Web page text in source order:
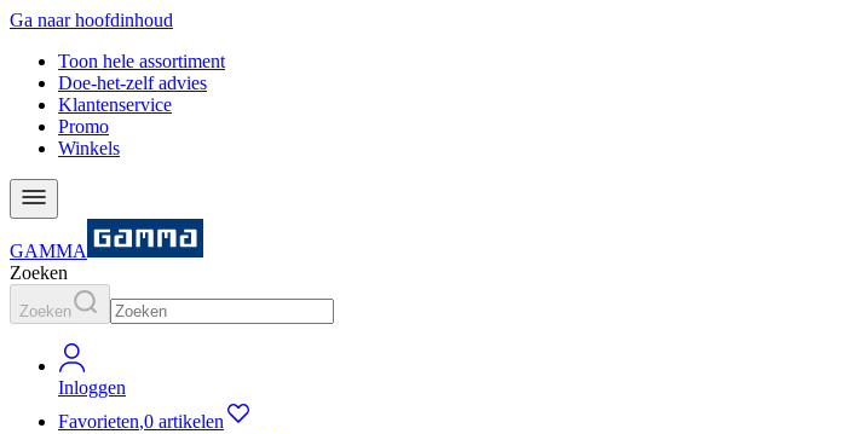
Ga naar hoofdinhoud
Toon hele assortiment
Doe-het-zelf advies
Klantenservice
Promo
Winkels
GAMMA
Zoeken
Zoeken
Inloggen
Favorieten,0 artikelen